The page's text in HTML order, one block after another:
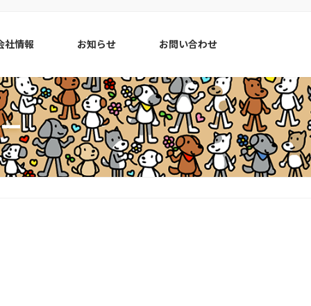
社情報 お知らせ お問い合わせ